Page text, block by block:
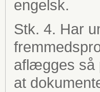
engelsk.
Stk. 4. Har
aflægges så
at